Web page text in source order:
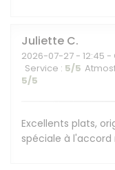
Juliette C
2026-07-27 - 12:45 -
Service : 5/5
5/5
Excellents plats,
spéciale à